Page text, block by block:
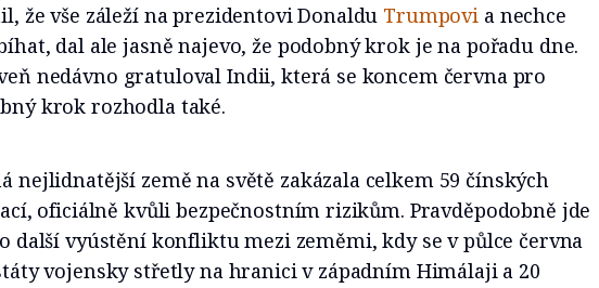
že vše záleží na prezidentovi Donaldu Trumpovi a nechce
dal ale jasně najevo, že podobný krok je na pořadu dne.
nedávno gratuloval Indii, která se koncem června pro
krok rozhodla také.
nejlidnatější země na světě zakázala celkem 59 čínských
oficiálně kvůli bezpečnostním rizikům. Pravděpodobně jde
další vyústění konfliktu mezi zeměmi, kdy se v půlce června
vojensky střetly na hranici v západním Himálaji a 20